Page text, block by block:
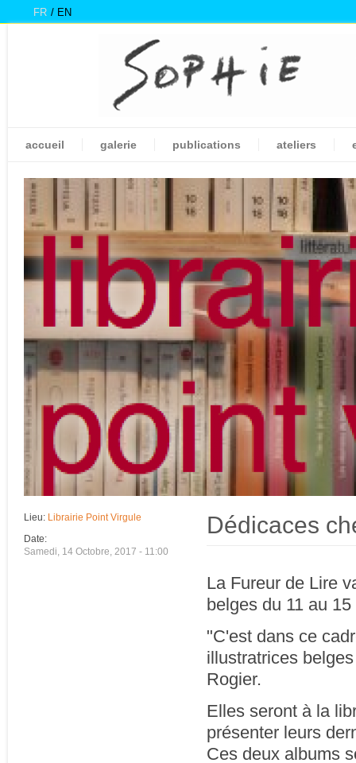
FR EN
accueil galerie publications ateliers
Lieu: Librairie Point Virgule
Date:
Samedi, 14 Octobre, 2017 - 11:00
Dédicaces
La Fureur de Lire
belges du 11 au
"C'est dans ce
illustratrices
Rogier.
Elles seront à la
présenter leurs
Ces deux albums